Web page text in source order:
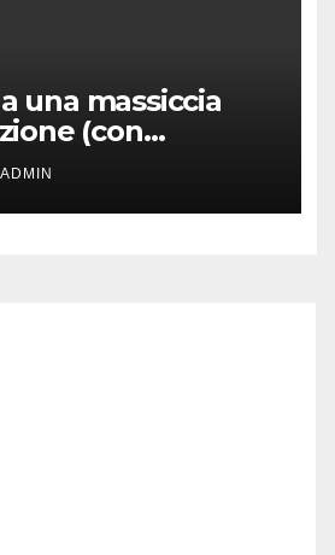
una massiccia
(con
dopo l’addio
ADMIN